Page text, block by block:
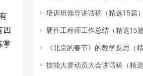
四
掌
培训班领导讲话稿（精选15篇）
硬件工程师工作总结（精选15篇
《北京的春节》的教学反思（
技能大赛动员大会讲话稿（精选